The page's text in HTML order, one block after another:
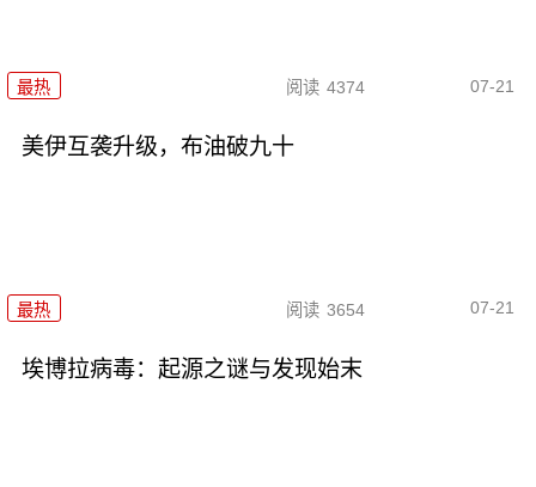
最热 阅读 4374 07-21
美伊互袭升级，布油破九十
最热 阅读 3654 07-21
埃博拉病毒：起源之谜与发现始末